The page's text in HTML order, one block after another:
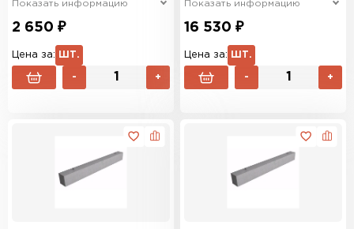
Показать информацию
2 650 ₽
Цена за: ШТ.
- +
Показать информацию
16 530 ₽
Цена за: ШТ.
- +